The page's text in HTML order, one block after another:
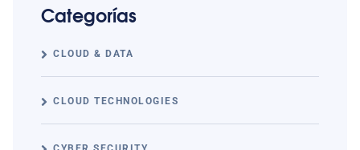
Categorías
CLOUD & DATA
CLOUD TECHNOLOGIES